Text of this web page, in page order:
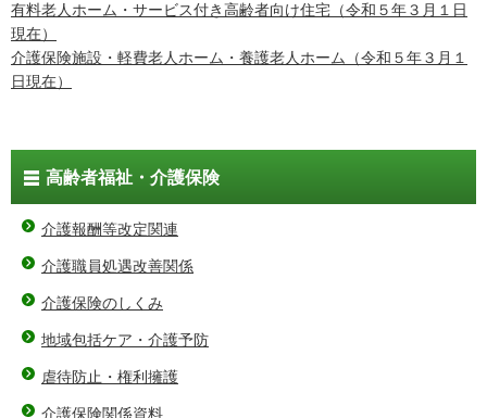
有料老人ホーム・サービス付き高齢者向け住宅（令和５年３月１日
現在）
介護保険施設・軽費老人ホーム・養護老人ホーム（令和５年３月１
日現在）
高齢者福祉・介護保険
介護報酬等改定関連
介護職員処遇改善関係
介護保険のしくみ
地域包括ケア・介護予防
虐待防止・権利擁護
介護保険関係資料